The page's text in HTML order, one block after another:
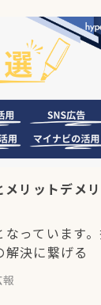
リットデメ
っています
決に繋げる